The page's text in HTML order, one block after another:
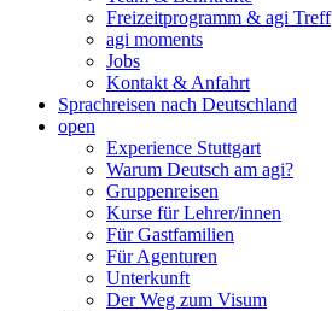
Freizeitprogramm & agi Treff
agi moments
Jobs
Kontakt & Anfahrt
Sprachreisen nach Deutschland
open
Experience Stuttgart
Warum Deutsch am agi?
Gruppenreisen
Kurse für Lehrer/innen
Für Gastfamilien
Für Agenturen
Unterkunft
Der Weg zum Visum